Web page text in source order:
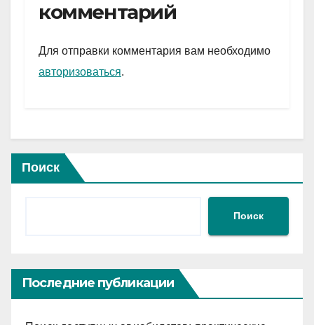
a
m
A
p
и
комментарий
Для отправки комментария вам необходимо
авторизоваться.
Поиск
Поиск
Последние публикации